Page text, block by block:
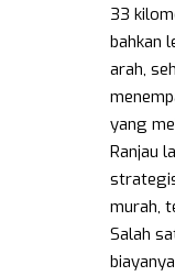
33
bahkan
arah,
yang
Ranjau
murah,
Salah